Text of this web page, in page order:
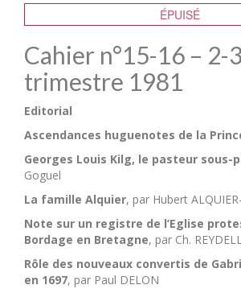
ÉPUISÉ
Cahier n°15-16 – 2-
trimestre 1981
Editorial
Ascendances huguenotes de la
Georges Louis Kilg, le pasteur sous-
Goguel
La famille Alquier, par Hubert
Note sur un registre de l’Eglise
Bordage en Bretagne, par Ch.
Rôle des nouveaux convertis de
en 1697, par Paul DELON